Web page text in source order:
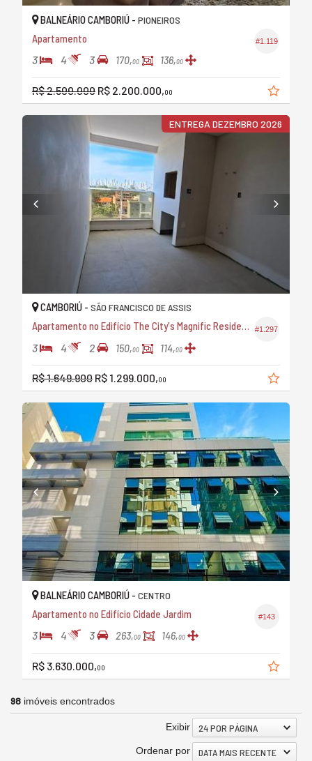
#1.119
BALNEÁRIO CAMBORIÚ - PIONEIROS
Apartamento
3 4 3 170,00 136,00
R$ 2.500.000 R$ 2.200.000,00
ENTREGA DEZEMBRO 2026
#1.297
CAMBORIÚ - SÃO FRANCISCO DE ASSIS
Apartamento no Edifício The City's Magnific Residence
3 4 2 150,00 114,00
R$ 1.649.900 R$ 1.299.000,00
#143
BALNEÁRIO CAMBORIÚ - CENTRO
Apartamento no Edifício Cidade Jardim
3 4 3 263,00 146,00
R$ 3.630.000,00
98 imóveis encontrados
Exibir 24 POR PÁGINA
Ordenar por DATA MAIS RECENTE